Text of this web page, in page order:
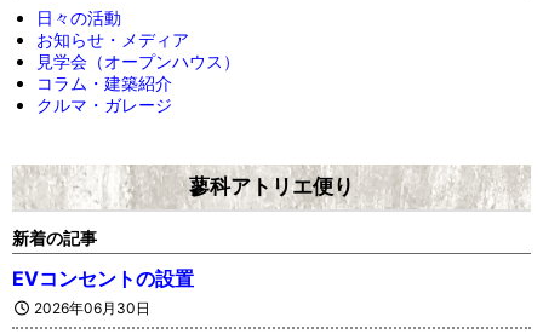
日々の活動
お知らせ・メディア
見学会（オープンハウス）
コラム・建築紹介
クルマ・ガレージ
蓼科アトリエ便り
新着の記事
EVコンセントの設置
2026年06月30日